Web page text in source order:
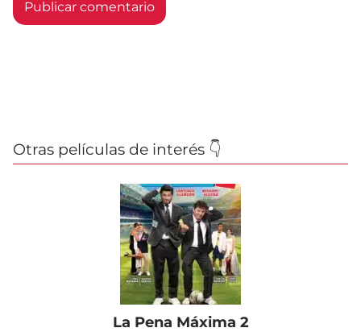
Otras películas de interés 👇
La Pena Máxima 2